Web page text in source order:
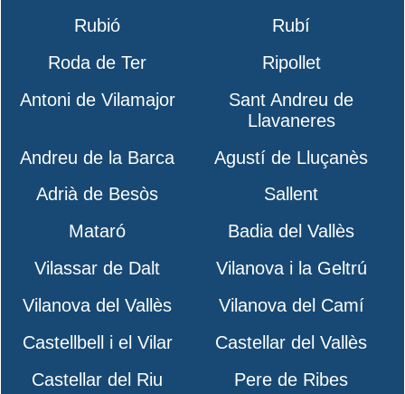
Rubió
Rubí
Roda de Ter
Ripollet
Antoni de Vilamajor
Sant Andreu de
Llavaneres
Andreu de la Barca
Agustí de Lluçanès
Adrià de Besòs
Sallent
Mataró
Badia del Vallès
Vilassar de Dalt
Vilanova i la Geltrú
Vilanova del Vallès
Vilanova del Camí
Castellbell i el Vilar
Castellar del Vallès
Castellar del Riu
Pere de Ribes